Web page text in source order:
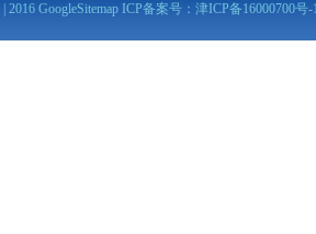
| 2016 GoogleSitemap ICP备案号： 津ICP备16000700号-